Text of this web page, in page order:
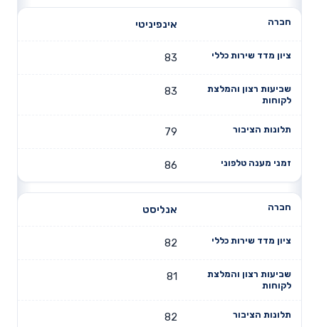
אינפיניטי
83
83
79
86
אנליסט
82
81
82